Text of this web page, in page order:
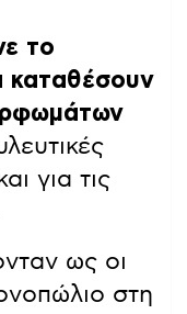
το
καταθέσουν
για τις
ως οι
στη